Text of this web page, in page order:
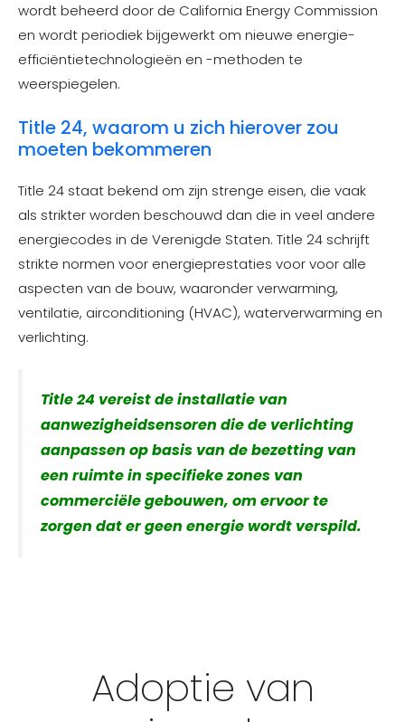
wordt beheerd door de California Energy Commission
en wordt periodiek bijgewerkt om nieuwe energie-
efficiëntietechnologieën en -methoden te
weerspiegelen.
Title 24, waarom u zich hierover zou
moeten bekommeren
Title 24 staat bekend om zijn strenge eisen, die vaak
als strikter worden beschouwd dan die in veel andere
energiecodes in de Verenigde Staten. Title 24 schrijft
strikte normen voor energieprestaties voor voor alle
aspecten van de bouw, waaronder verwarming,
ventilatie, airconditioning (HVAC), waterverwarming en
verlichting.
Title 24 vereist de installatie van
aanwezigheidsensoren die de verlichting
aanpassen op basis van de bezetting van
een ruimte in specifieke zones van
commerciële gebouwen, om ervoor te
zorgen dat er geen energie wordt verspild.
Adoptie van